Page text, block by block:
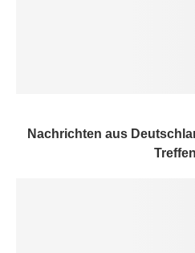
Nachrichten aus